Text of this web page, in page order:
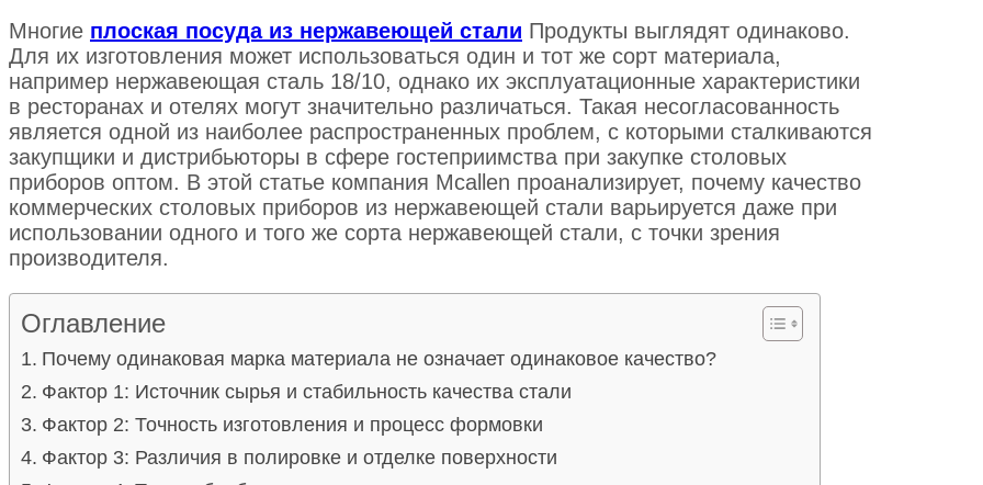
Многие плоская посуда из нержавеющей стали Продукты выглядят одинаково.
Для их изготовления может использоваться один и тот же сорт материала,
например нержавеющая сталь 18/10, однако их эксплуатационные характеристики
в ресторанах и отелях могут значительно различаться. Такая несогласованность
является одной из наиболее распространенных проблем, с которыми сталкиваются
закупщики и дистрибьюторы в сфере гостеприимства при закупке столовых
приборов оптом. В этой статье компания Mcallen проанализирует, почему качество
коммерческих столовых приборов из нержавеющей стали варьируется даже при
использовании одного и того же сорта нержавеющей стали, с точки зрения
производителя.
Оглавление
Почему одинаковая марка материала не означает одинаковое качество?
Фактор 1: Источник сырья и стабильность качества стали
Фактор 2: Точность изготовления и процесс формовки
Фактор 3: Различия в полировке и отделке поверхности